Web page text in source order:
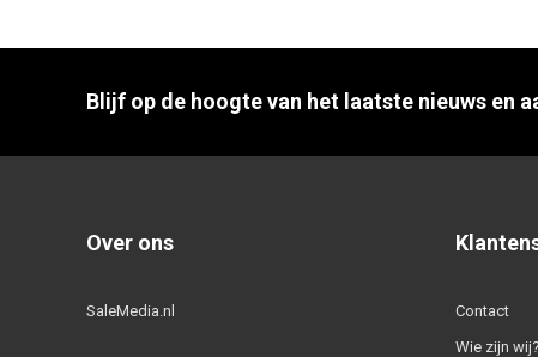
Blijf op de hoogte van het laatste nieuws en
Over ons
SaleMedia.nl
Contact
Wie zijn wij?